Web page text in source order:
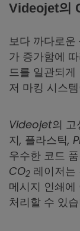
Videojet의
보다 까다로
가 증가함에
드를 일관되게
저 마킹 시스
Videojet의 고
지, 플라스틱,
우수한 코드
CO2 레이저는
메시지 인쇄
처리할 수 있